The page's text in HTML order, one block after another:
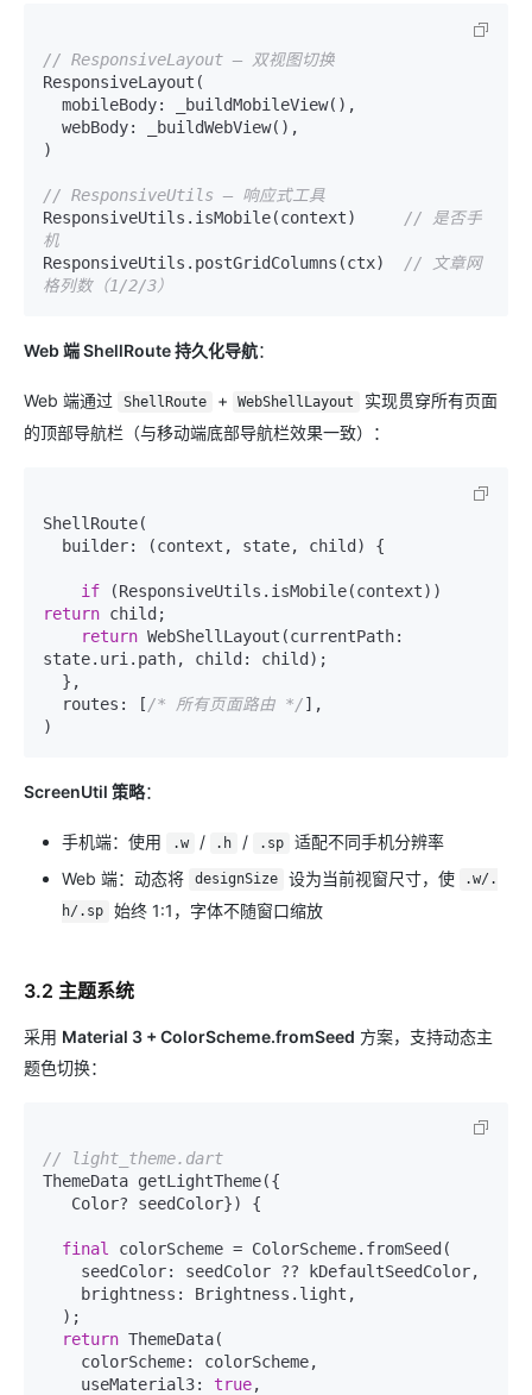
// ResponsiveLayout — 双视图切换
ResponsiveLayout(
)
// ResponsiveUtils — 响应式工具
ResponsiveUtils.isMobile(context)
// 是否手
机
ResponsiveUtils.postGridColumns(ctx)
// 文章网
格列数（1/2/3）
Web 端 ShellRoute 持久化导航：
Web 端通过 ShellRoute + WebShellLayout
实现贯穿所有页面
的顶部导航栏（与移动端底部导航栏效果一致）：
ShellRoute(
if
return child;
return WebShellLayout(currentPath:
state.uri.path, child: child);
  routes: [
/* 所有页面路由 */],
ScreenUtil 策略：
手机端：使用 .w / .h / .sp
适配不同手机分辨率
Web 端：动态将
designSize 设为当前视窗尺寸，使
.w/.
h/.sp
始终 1:1，字体不随窗口缩放
3.2 主题系统
采用 Material 3 + ColorScheme.fromSeed 方案，支持动态主
题色切换：
// light_theme.dart
ThemeData getLightTheme({
final
colorScheme = ColorScheme.fromSeed(
return ThemeData(
    useMaterial3:
true,